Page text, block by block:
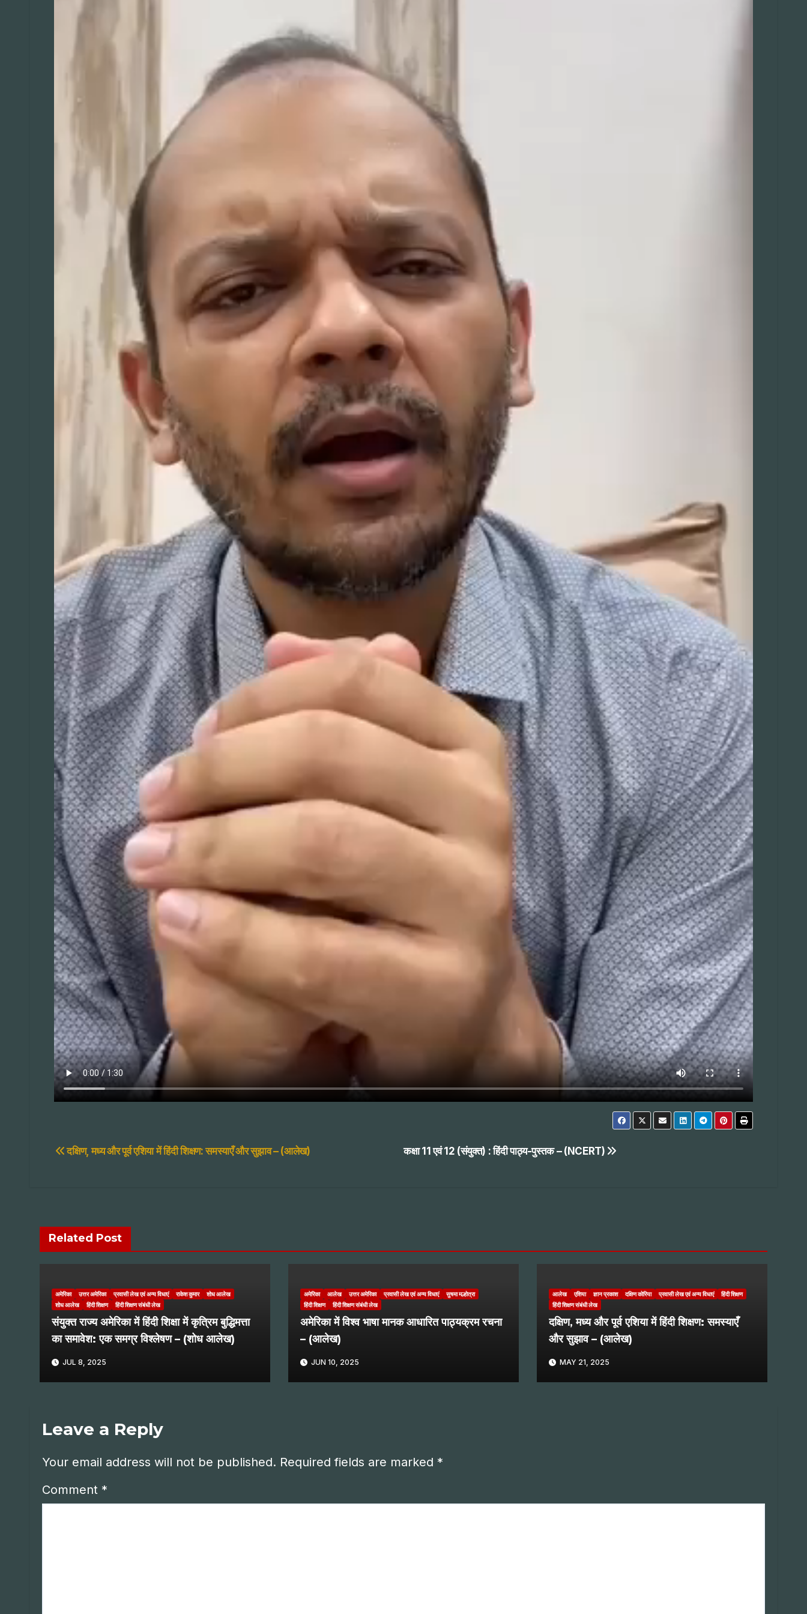
Post
कक्षा 11 एवं 12 (संयुक्त) : हिंदी पाठ्य-पुस्तक – (NCERT)
दक्षिण, मध्य और पूर्व एशिया में हिंदी शिक्षण: समस्याएँ और सुझाव – (आलेख)
Related Post
अमेरिका उत्तर अमेरिका प्रवासी लेख एवं अन्य विधाएं राकेश कुमार
शोध आलेख
शोध आलेख
हिंदी शिक्षण हिंदी शिक्षण संबंधी लेख
संयुक्त राज्य अमेरिका में हिंदी शिक्षा में कृत्रिम बुद्धिमत्ता
का समावेश: एक समग्र विश्लेषण – (शोध आलेख)
JUL 8, 2025
अमेरिका आलेख उत्तर अमेरिका प्रवासी लेख एवं अन्य विधाएं
सुषमा मल्होत्रा
हिंदी शिक्षण
हिंदी शिक्षण संबंधी लेख
अमेरिका में विश्व भाषा मानक आधारित पाठ्यक्रम रचना
– (आलेख)
JUN 10, 2025
आलेख एशिया ज्ञान प्रकाश दक्षिण कोरिया प्रवासी लेख एवं अन्य विधाएं
हिंदी शिक्षण
हिंदी शिक्षण संबंधी लेख
दक्षिण, मध्य और पूर्व एशिया में हिंदी शिक्षण: समस्याएँ
और सुझाव – (आलेख)
MAY 21, 2025
Leave a Reply
Your email address will not be published. Required fields are marked *
Comment *